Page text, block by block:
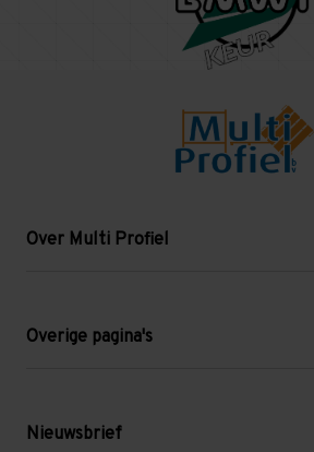
Over Multi Profiel
Blog
Levering en afhalen
Overige pagina's
Mezzanine
Nieuwsbrief